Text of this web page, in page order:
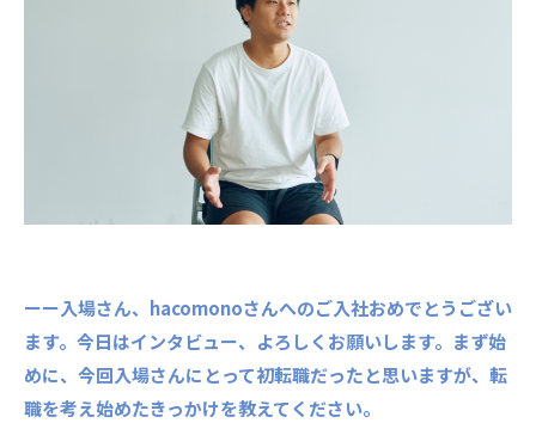
ーー入場さん、hacomonoさんへのご入社おめでとうござい
ます。今日はインタビュー、よろしくお願いします。まず始
めに、今回入場さんにとって初転職だったと思いますが、転
職を考え始めたきっかけを教えてください。